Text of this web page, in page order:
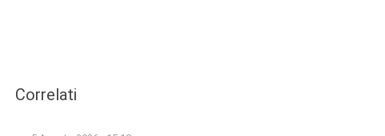
Correlati